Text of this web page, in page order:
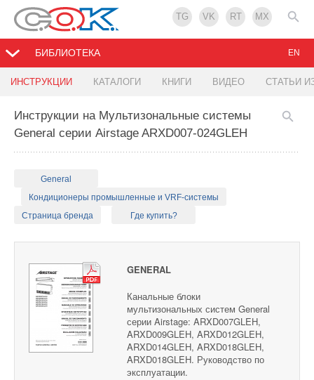
TG VK RT MX
БИБЛИОТЕКА
ИНСТРУКЦИИ КАТАЛОГИ КНИГИ ВИДЕО СТАТЬИ
EN
Инструкции на Мультизональные системы
General серии Airstage ARXD007-024GLEH
General
Кондиционеры промышленные и VRF-системы
Страница бренда
Где купить?
GENERAL
Канальные блоки
мультизональных систем General
серии Airstage: ARXD007GLEH,
ARXD009GLEH, ARXD012GLEH,
ARXD014GLEH, ARXD018GLEH,
ARXD018GLEH. Руководство по
эксплуатации.